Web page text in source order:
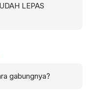
LEPAS
gabungnya?